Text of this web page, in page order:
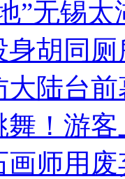
”无锡
胡同
陆台
！游客
师用